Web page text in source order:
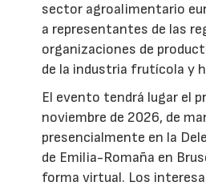
sector agroalimentario
a representantes de las
organizaciones de
de la industria frutícola y
El evento tendrá lugar el
noviembre de 2026, de
presencialmente en la
de Emilia-Romaña en
forma virtual. Los